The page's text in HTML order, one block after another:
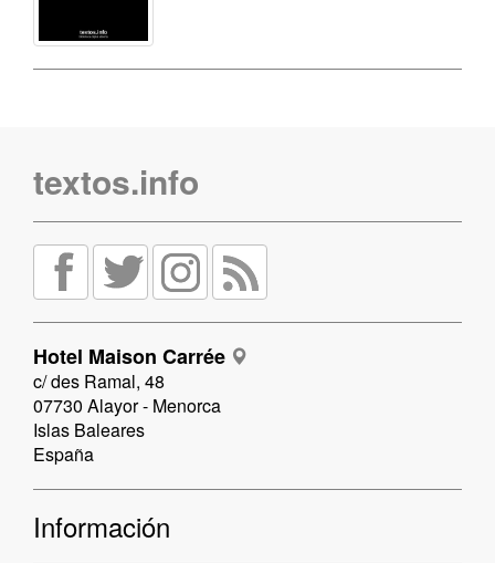
textos.info
Hotel Maison Carrée
c/ des Ramal, 48
07730 Alayor - Menorca
Islas Baleares
España
Información